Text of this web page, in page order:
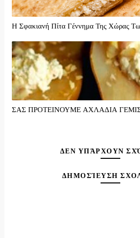
Η Σφακιανή Πίτα Γέννημα Της Χώρας
ΣΑΣ ΠΡΟΤΕΙΝΟΥΜΕ ΑΧΛΑΔΙΑ
ΔΕΝ ΥΠΆΡΧΟΥΝ
ΔΗΜΟΣΊΕΥΣΗ